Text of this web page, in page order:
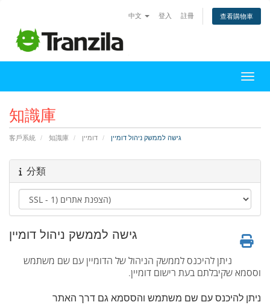
中文 登入 註冊 查看購物車
切換
知識庫
客戶系統 知識庫 דומיין גישה לממשק ניהול דומיין
分類
גישה לממשק ניהול דומיין
ניתן להיכנס לממשק הניהול של הדומיין עם שם משתמש
וססמא שקיבלתם בעת רישום דומיין.
ניתן להיכנס עם שם משתמש והססמא גם דרך האתר